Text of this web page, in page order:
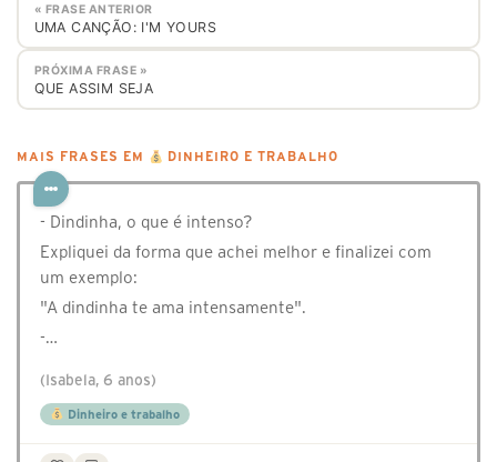
« FRASE ANTERIOR
UMA CANÇÃO: I'M YOURS
PRÓXIMA FRASE »
QUE ASSIM SEJA
MAIS FRASES EM DINHEIRO E TRABALHO
- Dindinha, o que é intenso?
Expliquei da forma que achei melhor e finalizei com
um exemplo:
"A dindinha te ama intensamente".
-…
(Isabela, 6 anos)
Dinheiro e trabalho